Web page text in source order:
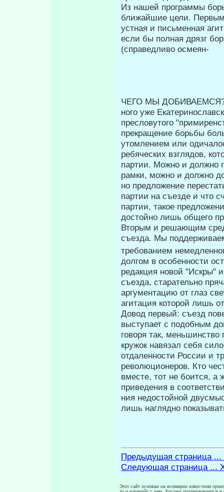
Из нашей программы
ближайшие це­ли. Первым
устная и письменная
если бы полная дрязг
(справедливо осмеян-
ЧЕГО МЫ
ного уже
преслову­того
прекращение борьбы
утомлением или
ребяческих взглядов,
партии. Можно и должно
рамки, можно и должно
но предложение
партии на съезде и что
партии, такое
достойно лишь общего
Вторым и решающим
съезда. Мы
требованием
долгом в особенности
редакция новой "Искры"
съезда, старательно
аргументацию от глаз
агитация которой лишь
Довод первый: съезд
выступает с подобным
говоря так, меньшинство
кружок навязал себя
отдаленности России и
революционеров. Кто
вместе, тот не боится, а
приведения в
ния недостойной
лишь на­глядно
Предыдущая страница ...
Следующая страница ...
Этот сайт основан на всемирно известном